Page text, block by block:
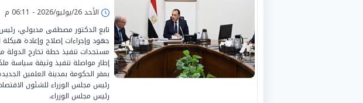
الأحد 26/يوليو/2026 - 06:11 م
تابع الدكتور مصطفى مدبولي،
جهود وإجراءات إصلاح وإعادة هيكلة
مستجدات تنفيذ خطة تخارج
إطار مواصلة تنفيذ وثيقة سياسة
بمقر الحكومة بمدينة العلمين
رئيس مجلس الوزراء للشئون
رئيس مجلس الوزراء،